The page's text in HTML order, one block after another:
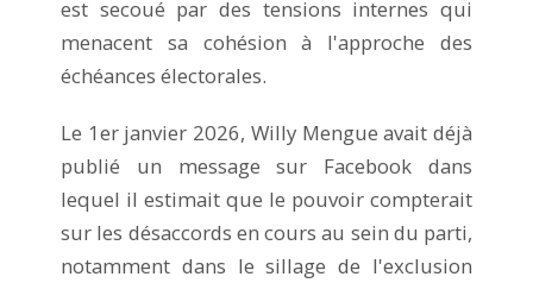
est secoué par des tensions internes qui
menacent sa cohésion à l'approche des
échéances électorales.
Le 1er janvier 2026, Willy Mengue avait déjà
publié un message sur Facebook dans
lequel il estimait que le pouvoir compterait
sur les désaccords en cours au sein du parti,
notamment dans le sillage de l'exclusion